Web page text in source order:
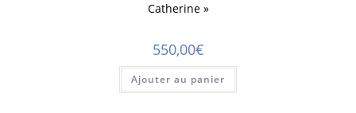
Catherine »
550,00€
Ajouter au panier